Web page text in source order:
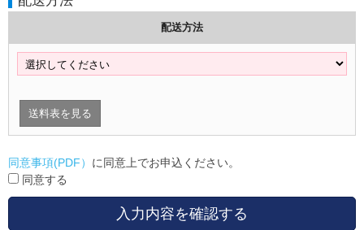
配送方法
送料表を見る
同意事項(PDF） に同意上でお申込ください。
同意する
入力内容を確認する